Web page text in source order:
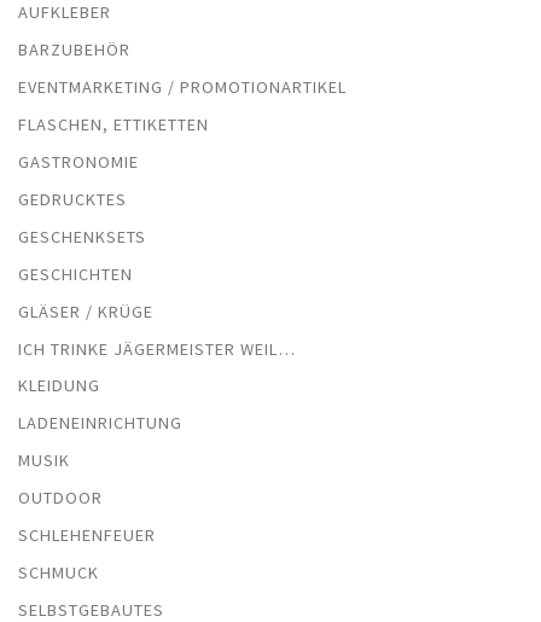
AUFKLEBER
BARZUBEHÖR
EVENTMARKETING / PROMOTIONARTIKEL
FLASCHEN, ETTIKETTEN
GASTRONOMIE
GEDRUCKTES
GESCHENKSETS
GESCHICHTEN
GLÄSER / KRÜGE
ICH TRINKE JÄGERMEISTER WEIL…
KLEIDUNG
LADENEINRICHTUNG
MUSIK
OUTDOOR
SCHLEHENFEUER
SCHMUCK
SELBSTGEBAUTES